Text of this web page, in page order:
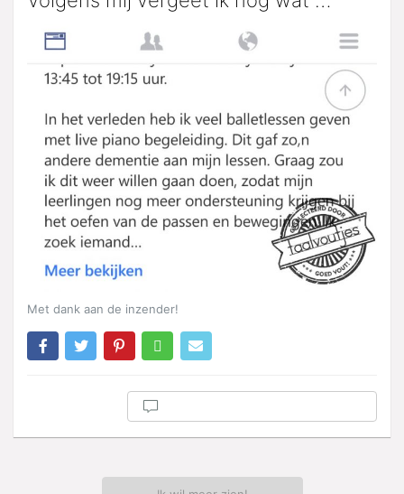
Met dank aan de inzender!